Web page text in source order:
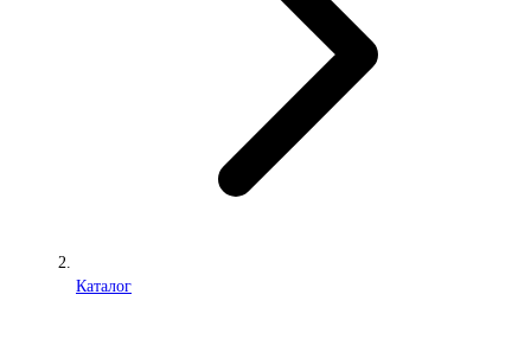
Каталог